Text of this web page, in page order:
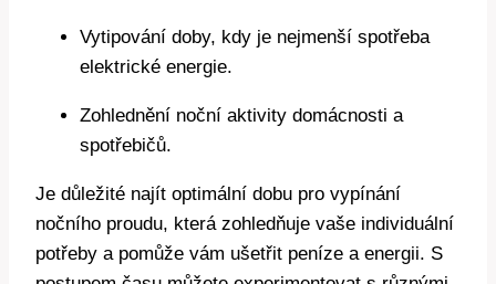
Vytipování doby, kdy je nejmenší spotřeba
elektrické energie.
Zohlednění noční aktivity domácnosti a
spotřebičů.
Je důležité najít optimální dobu pro vypínání
nočního proudu, která zohledňuje vaše individuální
potřeby a pomůže vám ušetřit peníze a energii. S